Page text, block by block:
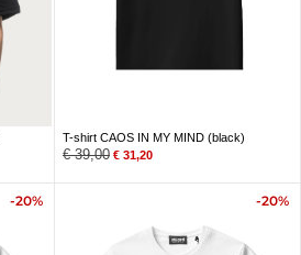
T-shirt CAOS IN MY MIND (black)
€39,00 € 31,20
-20% -20%